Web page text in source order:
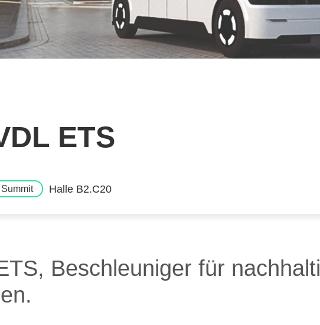
ETS
Summit Halle B2.C20
Beschleuniger für